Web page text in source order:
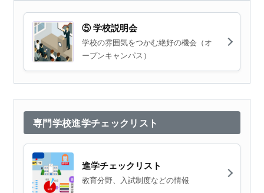
⑤ 学校説明会
学校の雰囲気をつかむ絶好の機会（オ
ープンキャンパス）
専門学校進学チェックリスト
進学チェックリスト
教育分野、入試制度などの情報